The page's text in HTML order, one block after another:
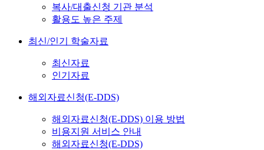
복사/대출신청 기관 분석
활용도 높은 주제
최신/인기 학술자료
최신자료
인기자료
해외자료신청(E-DDS)
해외자료신청(E-DDS) 이용 방법
비용지원 서비스 안내
해외자료신청(E-DDS)